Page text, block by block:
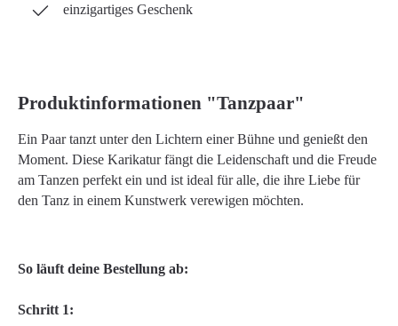
einzigartiges Geschenk
Produktinformationen "Tanzpaar"
Ein Paar tanzt unter den Lichtern einer Bühne und genießt den
Moment. Diese Karikatur fängt die Leidenschaft und die Freude
am Tanzen perfekt ein und ist ideal für alle, die ihre Liebe für
den Tanz in einem Kunstwerk verewigen möchten.
So läuft deine Bestellung ab:
Schritt 1: